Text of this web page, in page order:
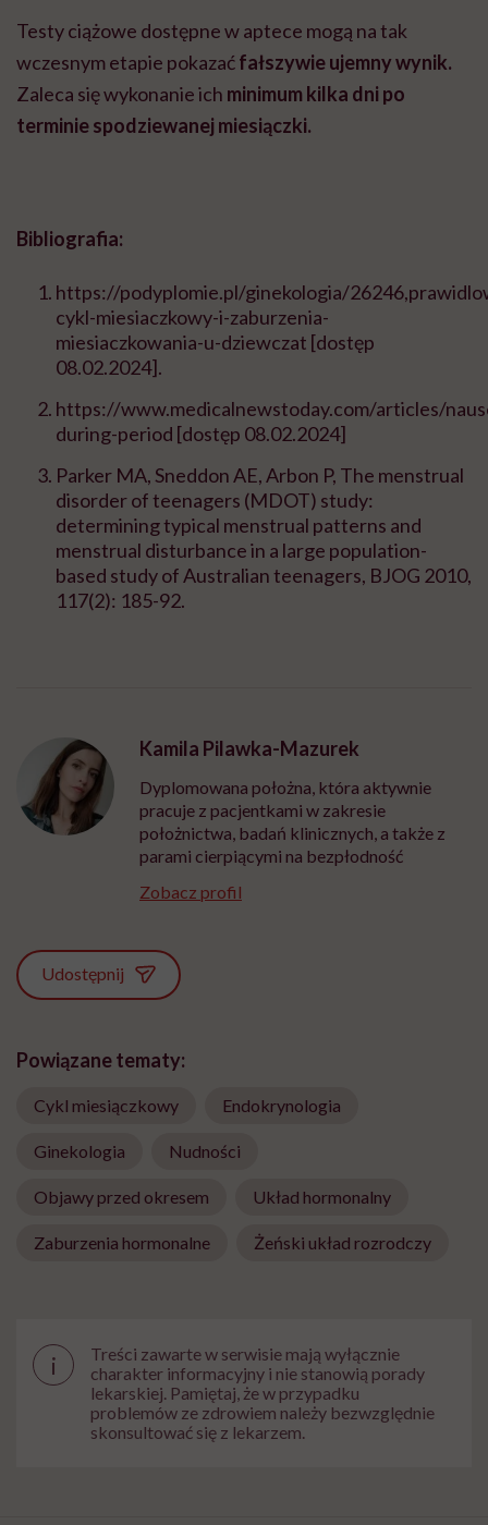
Testy ciążowe dostępne w aptece mogą na tak
wczesnym etapie pokazaćfałszywie ujemny wynik.
Zaleca się wykonanie ich minimum kilka dni po
terminie spodziewanej miesiączki.
Bibliografia:
https://podyplomie.pl/ginekologia/
cykl-miesiaczkowy-i-zaburzenia-
miesiaczkowania-u-dziewczat [dostęp
08.02.2024].
https://www.medicalnewstoday.com/articles/
during-period [dostęp 08.02.2024]
Parker MA, Sneddon AE, Arbon P, The menstrual
disorder of teenagers (MDOT) study:
determining typical menstrual patterns and
menstrual disturbance in a large population-
based study of Australian teenagers, BJOG 2010,
117(2): 185-92.
Kamila Pilawka-Mazurek
Dyplomowana położna, która aktywnie
pracuje z pacjentkami w zakresie
położnictwa, badań klinicznych, a także z
parami cierpiącymi na bezpłodność
Zobacz profil
Udostępnij
Powiązane tematy:
Cykl miesiączkowy Endokrynologia
Ginekologia Nudności
Objawy przed okresem Układ hormonalny
Zaburzenia hormonalne Żeński układ rozrodczy
i
Treści zawarte w serwisie mają wyłącznie
charakter informacyjny i nie stanowią porady
lekarskiej. Pamiętaj, że w przypadku
problemów ze zdrowiem należy bezwzględnie
skonsultować się z lekarzem.
Bądź z nami na bieżąco
Co tydzień wybieramy teksty, rozmowy i podcasty
Hello Zdrowie o ciele, psychice i codziennym życiu.
Zapisz się i czytaj bez pośpiechu.
e-
mail*
wycofaniem. Zapoznaj się z informacjami o przetwarzaniu danych osobowych, w tym o
przysługujących Ci prawach, w naszej
Zapisz się